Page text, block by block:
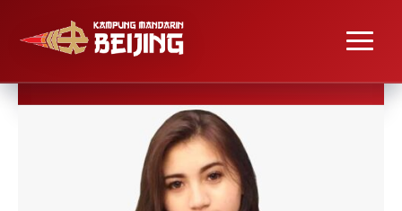
Bahasa mandarinnya alat
kesehatan